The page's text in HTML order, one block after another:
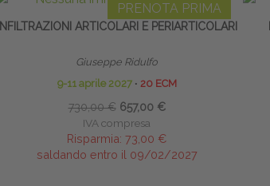
PRENOTA PRIMA
INFILTRAZIONI ARTICOLARI E PERIARTICOLARI
Giuseppe Ridulfo
9-11 aprile 2027 ∙ 20 ECM
730,00 € 657,00 €
IVA compresa
Risparmia: 73,00 €
saldando entro il 09/02/2027